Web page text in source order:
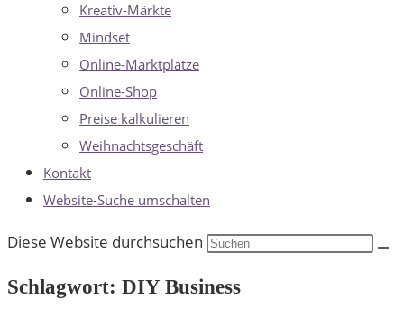
Kreativ-Märkte
Mindset
Online-Marktplätze
Online-Shop
Preise kalkulieren
Weihnachtsgeschäft
Kontakt
Website-Suche umschalten
Diese Website durchsuchen
Schlagwort: DIY Business